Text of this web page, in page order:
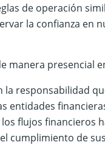
de operación
la confianza en
manera presencial
responsabilidad
entidades
flujos financieros
cumplimiento de